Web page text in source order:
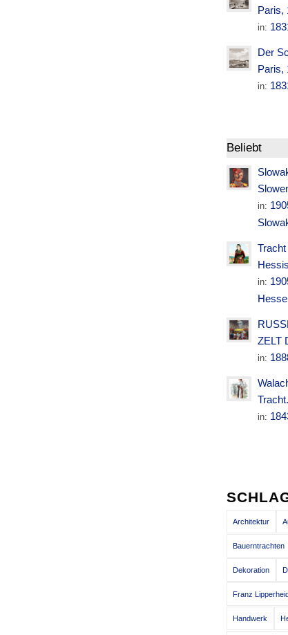
Paris,
in:
Der
Paris,
in:
Beliebt
in:
in:
ZELT
in:
Tracht.
in:
Architektur
Bauerntrachten
Dekoration
Franz
Handwerk